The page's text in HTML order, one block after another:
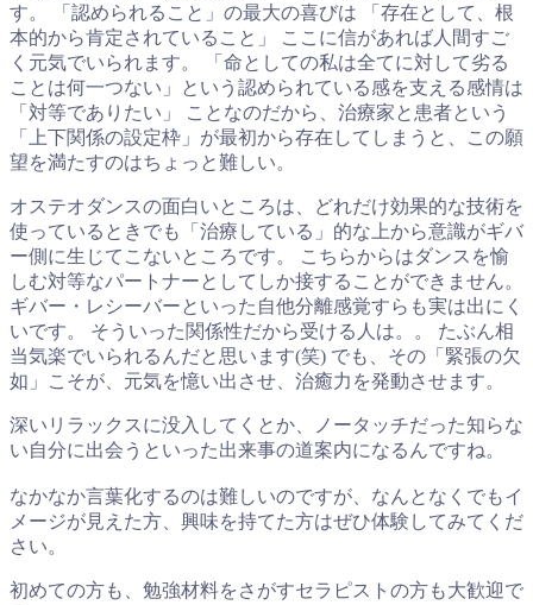
す。 「認められること」の最大の喜びは 「存在として、根
本的から肯定されていること」 ここに信があれば人間すご
く元気でいられます。 「命としての私は全てに対して劣る
ことは何一つない」という認められている感を支える感情は
「対等でありたい」 ことなのだから、治療家と患者という
「上下関係の設定枠」が最初から存在してしまうと、この願
望を満たすのはちょっと難しい。
オステオダンスの面白いところは、どれだけ効果的な技術を
使っているときでも「治療している」的な上から意識がギバ
ー側に生じてこないところです。 こちらからはダンスを愉
しむ対等なパートナーとしてしか接することができません。
ギバー・レシーバーといった自他分離感覚すらも実は出にく
いです。 そういった関係性だから受ける人は。。 たぶん相
当気楽でいられるんだと思います(笑) でも、その「緊張の欠
如」こそが、元気を憶い出させ、治癒力を発動させます。
深いリラックスに没入してくとか、ノータッチだった知らな
い自分に出会うといった出来事の道案内になるんですね。
なかなか言葉化するのは難しいのですが、なんとなくでもイ
メージが見えた方、興味を持てた方はぜひ体験してみてくだ
さい。
初めての方も、勉強材料をさがすセラピストの方も大歓迎で